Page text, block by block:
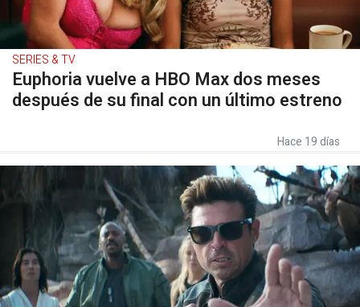
SERIES & TV
Euphoria vuelve a HBO Max dos meses
después de su final con un último estreno
Hace 19 días